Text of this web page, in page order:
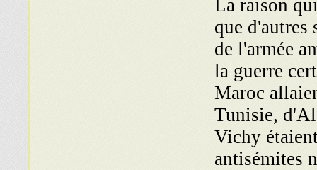
La raison
que
de l'armée
la guerre
Maroc
Tunisie,
Vichy
antisémites